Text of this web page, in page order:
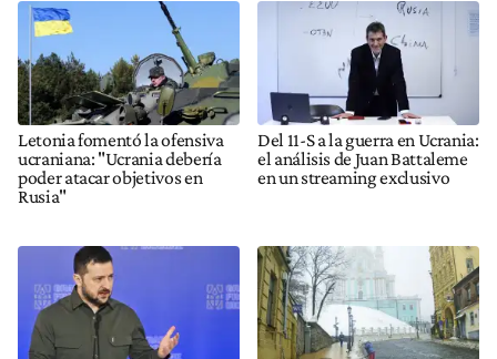
Letonia fomentó la ofensiva
ucraniana: "Ucrania debería
poder atacar objetivos en
Rusia"
Del 11-S a la guerra en Ucrania:
el análisis de Juan Battaleme
en un streaming exclusivo